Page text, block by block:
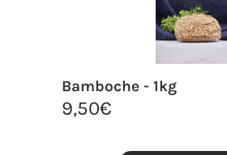
Bamboche - 1kg
9,50€